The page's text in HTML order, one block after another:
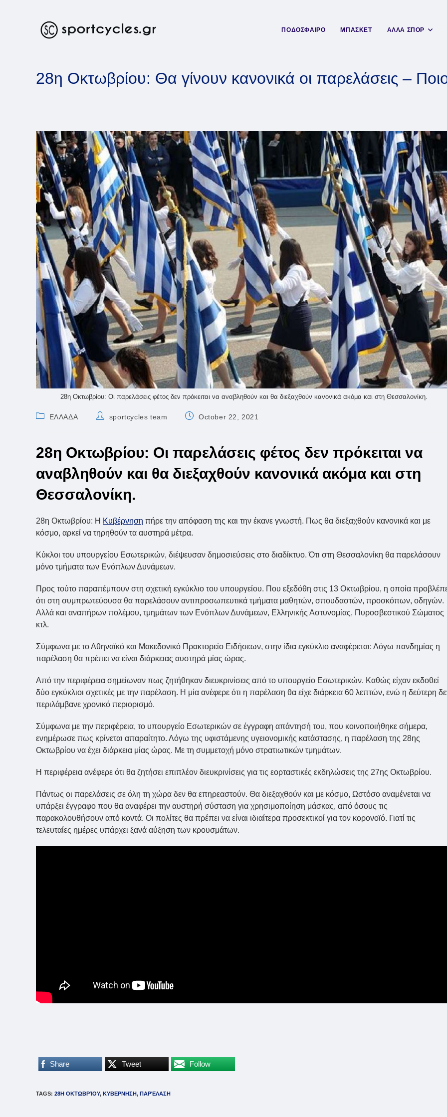
ΠΟΔΟΣΦΑΙΡΟ ΜΠΑΣΚΕΤ ΑΛΛΑ ΣΠΟΡ
28η Οκτωβρίου: Θα γίνουν κανονικά οι παρελάσεις –
28η Οκτωβρίου: Οι παρελάσεις φέτος δεν πρόκειται να αναβληθούν και θα διεξαχθούν κανονικά ακόμα και στη Θεσσαλονίκη.
PostΕΛΛΑΔΑ
Postsportcycles team
PostOctober 22, 2021
28η Οκτωβρίου: Οι παρελάσεις φέτος δεν πρόκειται να
αναβληθούν και θα διεξαχθούν κανονικά ακόμα και στη
Θεσσαλονίκη.
28η Οκτωβρίου: Η Κυβέρνηση πήρε την απόφαση της και την έκανε γνωστή. Πως θα διεξαχθούν κανονικά και με
κόσμο, αρκεί να τηρηθούν τα αυστηρά μέτρα.
Κύκλοι του υπουργείου Εσωτερικών, διέψευσαν δημοσιεύσεις στο διαδίκτυο. Ότι στη Θεσσαλονίκη θα παρελάσουν
μόνο τμήματα των Ενόπλων Δυνάμεων.
Προς τούτο παραπέμπουν στη σχετική εγκύκλιο του υπουργείου. Που εξεδόθη στις 13 Οκτωβρίου, η οποία
ότι στη συμπρωτεύουσα θα παρελάσουν αντιπροσωπευτικά τμήματα μαθητών, σπουδαστών, προσκόπων, οδηγών.
Αλλά και αναπήρων πολέμου, τμημάτων των Ενόπλων Δυνάμεων, Ελληνικής Αστυνομίας, Πυροσβεστικού Σώματος
κτλ.
Σύμφωνα με το Αθηναϊκό και Μακεδονικό Πρακτορείο Ειδήσεων, στην ίδια εγκύκλιο αναφέρεται: Λόγω πανδημίας η
παρέλαση θα πρέπει να είναι διάρκειας αυστηρά μίας ώρας.
Από την περιφέρεια σημείωναν πως ζητήθηκαν διευκρινίσεις από το υπουργείο Εσωτερικών. Καθώς είχαν εκδοθεί
δύο εγκύκλιοι σχετικές με την παρέλαση. Η μία ανέφερε ότι η παρέλαση θα είχε διάρκεια 60 λεπτών, ενώ η δεύτερη
περιλάμβανε χρονικό περιορισμό.
Σύμφωνα με την περιφέρεια, το υπουργείο Εσωτερικών σε έγγραφη απάντησή του, που κοινοποιήθηκε σήμερα,
ενημέρωσε πως κρίνεται απαραίτητο. Λόγω της υφιστάμενης υγειονομικής κατάστασης, η παρέλαση της 28ης
Οκτωβρίου να έχει διάρκεια μίας ώρας. Με τη συμμετοχή μόνο στρατιωτικών τμημάτων.
Η περιφέρεια ανέφερε ότι θα ζητήσει επιπλέον διευκρινίσεις για τις εορταστικές εκδηλώσεις της 27ης Οκτωβρίου.
Πάντως οι παρελάσεις σε όλη τη χώρα δεν θα επηρεαστούν. Θα διεξαχθούν και με κόσμο, Ωστόσο αναμένεται να
υπάρξει έγγραφο που θα αναφέρει την αυστηρή σύσταση για χρησιμοποίηση μάσκας, από όσους τις
παρακολουθήσουν από κοντά. Οι πολίτες θα πρέπει να είναι ιδιαίτερα προσεκτικοί για τον κορονοϊό. Γιατί τις
τελευταίες ημέρες υπάρχει ξανά αύξηση των κρουσμάτων.
Share Tweet Follow
TAGS: 28Η ΟΚΤΩΒΡΊΟΥ, ΚΥΒΕΡΝΗΣΗ, ΠΑΡΈΛΑΣΗ